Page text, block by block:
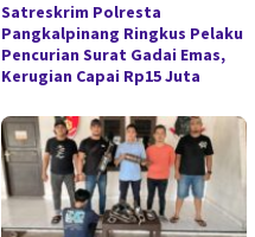
Satreskrim Polresta
Pangkalpinang Ringkus Pelaku
Pencurian Surat Gadai Emas,
Kerugian Capai Rp15 Juta